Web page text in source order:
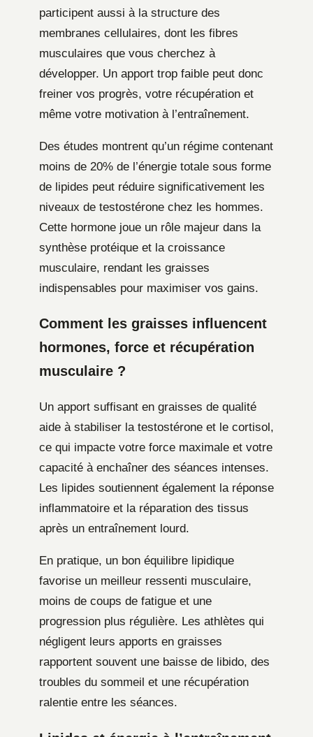
participent aussi à la structure des
membranes cellulaires, dont les fibres
musculaires que vous cherchez à
développer. Un apport trop faible peut donc
freiner vos progrès, votre récupération et
même votre motivation à l’entraînement.
Des études montrent qu’un régime contenant
moins de 20% de l’énergie totale sous forme
de lipides peut réduire significativement les
niveaux de testostérone chez les hommes.
Cette hormone joue un rôle majeur dans la
synthèse protéique et la croissance
musculaire, rendant les graisses
indispensables pour maximiser vos gains.
Comment les graisses influencent
hormones, force et récupération
musculaire ?
Un apport suffisant en graisses de qualité
aide à stabiliser la testostérone et le cortisol,
ce qui impacte votre force maximale et votre
capacité à enchaîner des séances intenses.
Les lipides soutiennent également la réponse
inflammatoire et la réparation des tissus
après un entraînement lourd.
En pratique, un bon équilibre lipidique
favorise un meilleur ressenti musculaire,
moins de coups de fatigue et une
progression plus régulière. Les athlètes qui
négligent leurs apports en graisses
rapportent souvent une baisse de libido, des
troubles du sommeil et une récupération
ralentie entre les séances.